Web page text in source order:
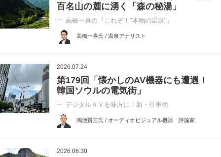
百名山の麓に湧く「森の秘湯」
高橋一喜の『これぞ！"本物の温泉"』
高橋一喜氏 / 温泉アナリスト
2026.07.24
第179回「懐かしのAV機器にも遭遇！
韓国ソウルの電気街」
デジタルＡＶを味方に！新・仕事術
鴻池賢三氏 / オーディオビジュアル機器 評論家
2026.06.30